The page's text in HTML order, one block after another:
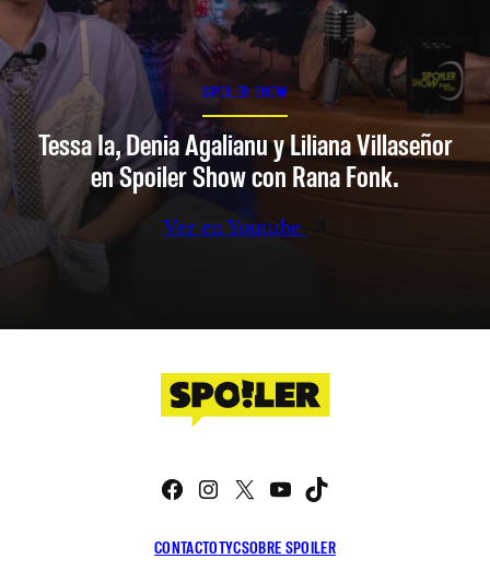
SPOILER SHOW
Tessa Ia, Denia Agalianu y Liliana Villaseñor
en Spoiler Show con Rana Fonk.
Ver en Youtube
CONTACTOTYCSOBRE SPOILER
Facebook
Instagram
X YouTube